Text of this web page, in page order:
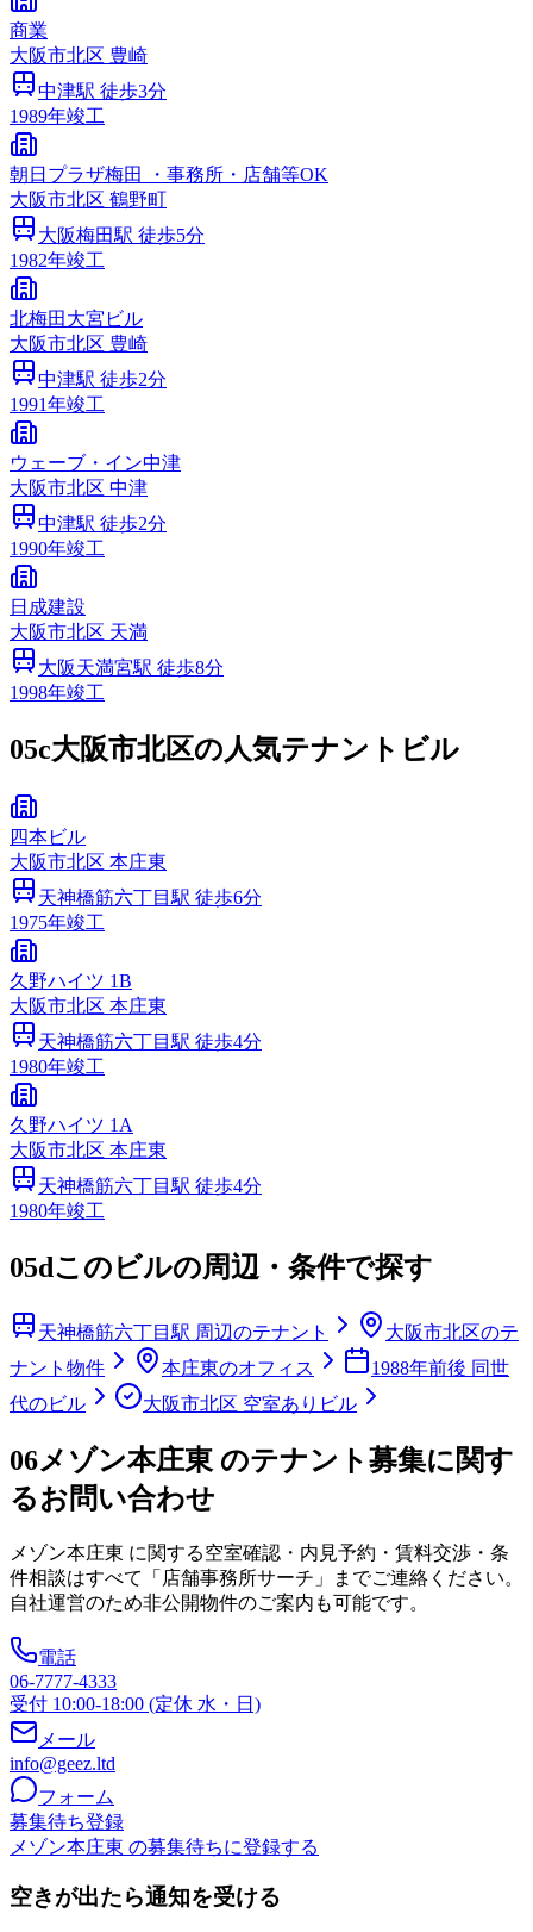
商業
大阪市北区 豊崎
中津駅 徒歩3分
1989年竣工
朝日プラザ梅田 ・事務所・店舗等OK
大阪市北区 鶴野町
大阪梅田駅 徒歩5分
1982年竣工
北梅田大宮ビル
大阪市北区 豊崎
中津駅 徒歩2分
1991年竣工
ウェーブ・イン中津
大阪市北区 中津
中津駅 徒歩2分
1990年竣工
日成建設
大阪市北区 天満
大阪天満宮駅 徒歩8分
1998年竣工
05c大阪市北区の人気テナントビル
四本ビル
大阪市北区 本庄東
天神橋筋六丁目 駅 徒歩6分
1975年竣工
久野ハイツ 1B
大阪市北区 本庄東
天神橋筋六丁目 駅 徒歩4分
1980年竣工
久野ハイツ 1A
大阪市北区 本庄東
天神橋筋六丁目 駅 徒歩4分
1980年竣工
05dこのビルの周辺・条件で探す
天神橋筋六丁目駅 周辺のテナント
大阪市北区のテ
ナント物件
本庄東のオフィス
1988年前後 同世
代のビル
大阪市北区 空室ありビル
06メゾン本庄東 のテナント募集に関す
るお問い合わせ
メゾン本庄東 に関する空室確認・内見予約・賃料交渉・条
件相談はすべて「店舗事務所サーチ」までご連絡ください。
自社運営のため非公開物件のご案内も可能です。
電話
06-7777-4333
受付 10:00-18:00 (定休 水・日)
メール
info@geez.ltd
フォーム
募集待ち登録
メゾン本庄東 の募集待ちに登録する
空きが出たら通知を受ける